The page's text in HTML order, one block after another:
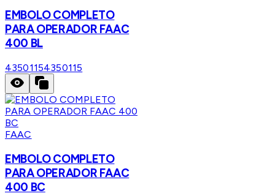
EMBOLO COMPLETO
PARA OPERADOR FAAC
400 BL
43501154350115
FAAC
EMBOLO COMPLETO
PARA OPERADOR FAAC
400 BC